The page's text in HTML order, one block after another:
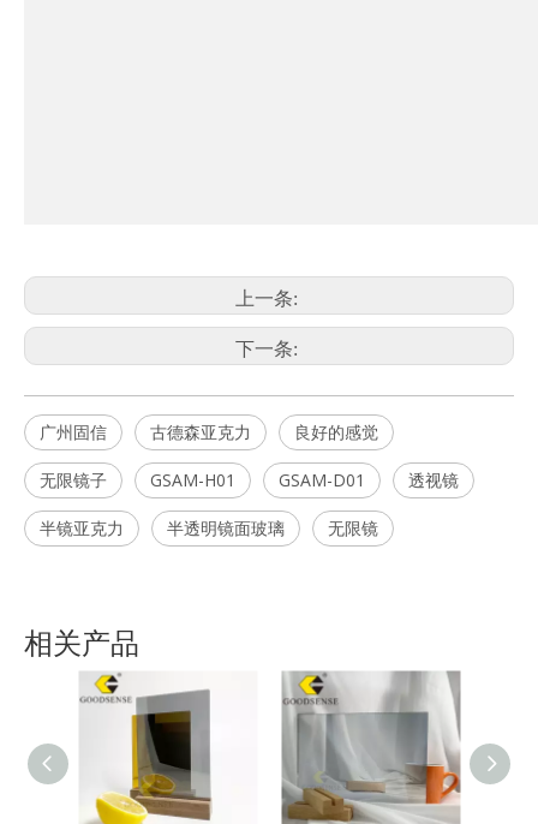
上一条:
下一条:
广州固信 古德森亚克力 良好的感觉
无限镜子 GSAM-H01 GSAM-D01 透视镜
半镜亚克力 半透明镜面玻璃 无限镜
相关产品